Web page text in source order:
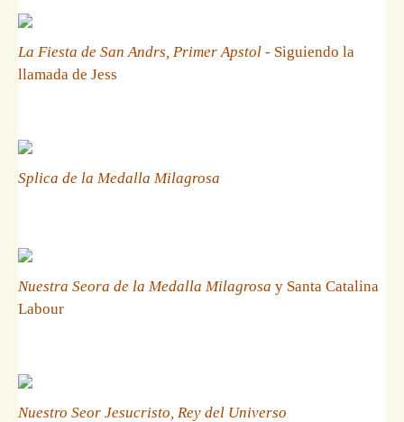
La Fiesta de San Andrs, Primer Apstol - Siguiendo la
llamada de Jess
Splica de la Medalla Milagrosa
Nuestra Seora de la Medalla Milagrosa y Santa Catalina
Labour
Nuestro Seor Jesucristo, Rey del Universo